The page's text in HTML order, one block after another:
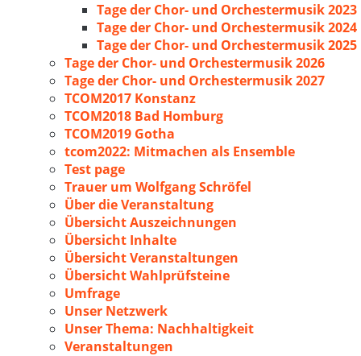
Tage der Chor- und Orchestermusik 2023
Tage der Chor- und Orchestermusik 2024
Tage der Chor- und Orchestermusik 2025
Tage der Chor- und Orchestermusik 2026
Tage der Chor- und Orchestermusik 2027
TCOM2017 Konstanz
TCOM2018 Bad Homburg
TCOM2019 Gotha
tcom2022: Mitmachen als Ensemble
Test page
Trauer um Wolfgang Schröfel
Über die Veranstaltung
Übersicht Auszeichnungen
Übersicht Inhalte
Übersicht Veranstaltungen
Übersicht Wahlprüfsteine
Umfrage
Unser Netzwerk
Unser Thema: Nachhaltigkeit
Veranstaltungen